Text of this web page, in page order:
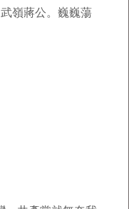
嶺蔣公。巍巍蕩